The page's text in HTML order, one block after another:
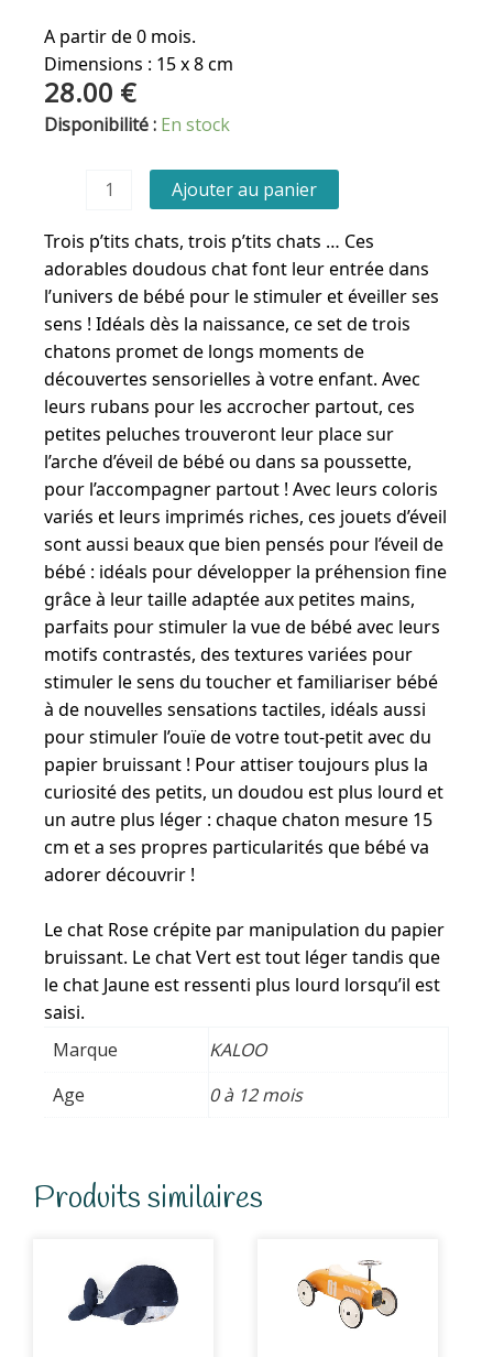
A partir de 0 mois.
Dimensions : 15 x 8 cm
28.00 €
Disponibilité : En stock
quantité
3
doudous
sensoriels
Ajouter au panier
Trois p’tits chats, trois p’tits chats … Ces
adorables doudous chat font leur entrée dans
l’univers de bébé pour le stimuler et éveiller ses
sens ! Idéals dès la naissance, ce set de trois
chatons promet de longs moments de
découvertes sensorielles à votre enfant. Avec
leurs rubans pour les accrocher partout, ces
petites peluches trouveront leur place sur
l’arche d’éveil de bébé ou dans sa poussette,
pour l’accompagner partout ! Avec leurs coloris
variés et leurs imprimés riches, ces jouets d’éveil
sont aussi beaux que bien pensés pour l’éveil de
bébé : idéals pour développer la préhension fine
grâce à leur taille adaptée aux petites mains,
parfaits pour stimuler la vue de bébé avec leurs
motifs contrastés, des textures variées pour
stimuler le sens du toucher et familiariser bébé
à de nouvelles sensations tactiles, idéals aussi
pour stimuler l’ouïe de votre tout-petit avec du
papier bruissant ! Pour attiser toujours plus la
curiosité des petits, un doudou est plus lourd et
un autre plus léger : chaque chaton mesure 15
cm et a ses propres particularités que bébé va
adorer découvrir !
Le chat Rose crépite par manipulation du papier
bruissant. Le chat Vert est tout léger tandis que
le chat Jaune est ressenti plus lourd lorsqu’il est
saisi.
Marque
KALOO
Age
0 à 12 mois
Produits similaires